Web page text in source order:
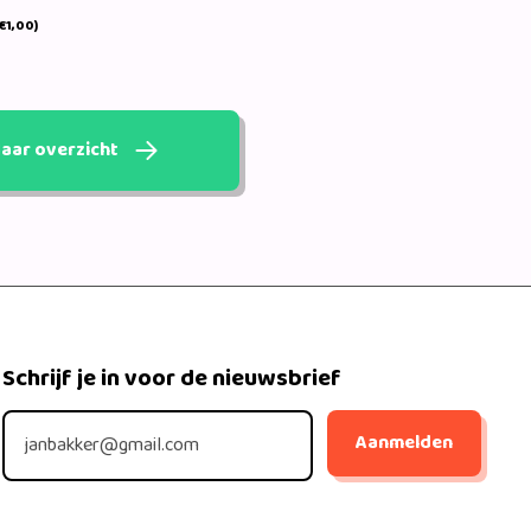
overzicht
Schrijf je in voor de nieuwsbrief
Aanmelden